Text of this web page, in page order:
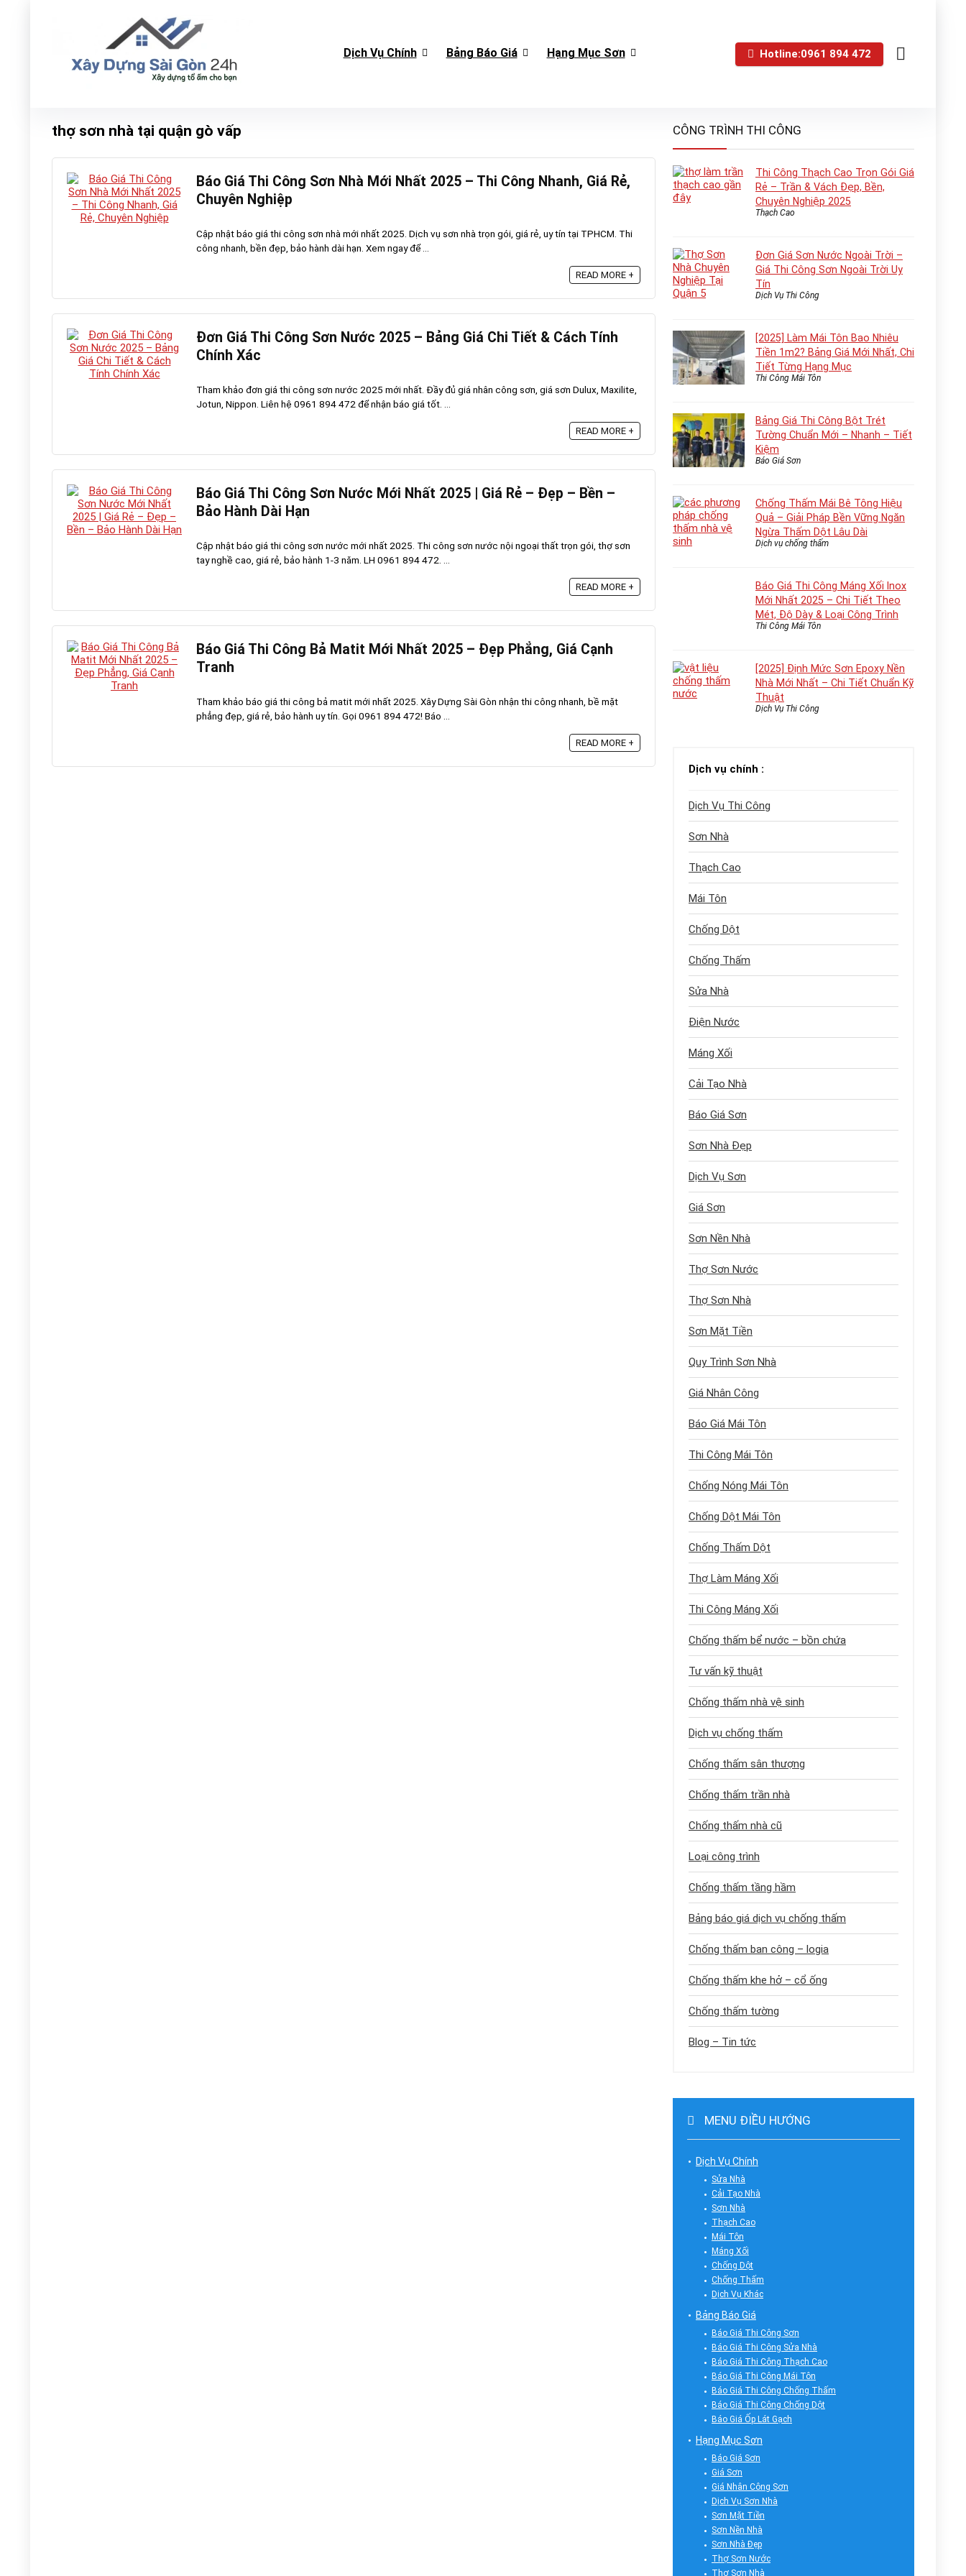
Dịch Vụ Chính Bảng Báo Giá Hạng Mục Sơn Hotline:0961 894 472
thợ sơn nhà tại quận gò vấp
Báo Giá Thi Công Sơn Nhà Mới Nhất 2025 – Thi Công Nhanh, Giá Rẻ,
Chuyên Nghiệp
Cập nhật báo giá thi công sơn nhà mới nhất 2025. Dịch vụ sơn nhà trọn gói, giá rẻ, uy tín tại TPHCM. Thi
công nhanh, bền đẹp, bảo hành dài hạn. Xem ngay để ...
READ MORE +
Đơn Giá Thi Công Sơn Nước 2025 – Bảng Giá Chi Tiết & Cách Tính
Chính Xác
Tham khảo đơn giá thi công sơn nước 2025 mới nhất. Đầy đủ giá nhân công sơn, giá sơn Dulux, Maxilite,
Jotun, Nippon. Liên hệ 0961 894 472 để nhận báo giá tốt. ...
READ MORE +
Báo Giá Thi Công Sơn Nước Mới Nhất 2025 | Giá Rẻ – Đẹp – Bền –
Bảo Hành Dài Hạn
Cập nhật báo giá thi công sơn nước mới nhất 2025. Thi công sơn nước nội ngoại thất trọn gói, thợ sơn
tay nghề cao, giá rẻ, bảo hành 1-3 năm. LH 0961 894 472. ...
READ MORE +
Báo Giá Thi Công Bả Matit Mới Nhất 2025 – Đẹp Phẳng, Giá Cạnh
Tranh
Tham khảo báo giá thi công bả matit mới nhất 2025. Xây Dựng Sài Gòn nhận thi công nhanh, bề mặt
phẳng đẹp, giá rẻ, bảo hành uy tín. Gọi 0961 894 472! Báo ...
READ MORE +
CÔNG TRÌNH THI CÔNG
Thi Công Thạch Cao Trọn Gói Giá
Rẻ – Trần & Vách Đẹp, Bền,
Chuyên Nghiệp 2025
Thạch Cao
Đơn Giá Sơn Nước Ngoài Trời –
Giá Thi Công Sơn Ngoài Trời Uy
Tín
Dịch Vụ Thi Công
[2025] Làm Mái Tôn Bao Nhiêu
Tiền 1m2? Bảng Giá Mới Nhất, Chi
Tiết Từng Hạng Mục
Thi Công Mái Tôn
Bảng Giá Thi Công Bột Trét
Tường Chuẩn Mới – Nhanh – Tiết
Kiệm
Báo Giá Sơn
Chống Thấm Mái Bê Tông Hiệu
Quả – Giải Pháp Bền Vững Ngăn
Ngừa Thấm Dột Lâu Dài
Dịch vụ chống thấm
Báo Giá Thi Công Máng Xối Inox
Mới Nhất 2025 – Chi Tiết Theo
Mét, Độ Dày & Loại Công Trình
Thi Công Mái Tôn
[2025] Định Mức Sơn Epoxy Nền
Nhà Mới Nhất – Chi Tiết Chuẩn Kỹ
Thuật
Dịch Vụ Thi Công
Dịch vụ chính :
Dịch Vụ Thi Công
Sơn Nhà
Thạch Cao
Mái Tôn
Chống Dột
Chống Thấm
Sửa Nhà
Điện Nước
Máng Xối
Cải Tạo Nhà
Báo Giá Sơn
Sơn Nhà Đẹp
Dịch Vụ Sơn
Giá Sơn
Sơn Nền Nhà
Thợ Sơn Nước
Thợ Sơn Nhà
Sơn Mặt Tiền
Quy Trình Sơn Nhà
Giá Nhân Công
Báo Giá Mái Tôn
Thi Công Mái Tôn
Chống Nóng Mái Tôn
Chống Dột Mái Tôn
Chống Thấm Dột
Thợ Làm Máng Xối
Thi Công Máng Xối
Chống thấm bể nước – bồn chứa
Tư vấn kỹ thuật
Chống thấm nhà vệ sinh
Dịch vụ chống thấm
Chống thấm sân thượng
Chống thấm trần nhà
Chống thấm nhà cũ
Loại công trình
Chống thấm tầng hầm
Bảng báo giá dịch vụ chống thấm
Chống thấm ban công – logia
Chống thấm khe hở – cổ ống
Chống thấm tường
Blog – Tin tức
MENU ĐIỀU HƯỚNG
Dịch Vụ Chính
Sửa Nhà
Cải Tạo Nhà
Sơn Nhà
Thạch Cao
Mái Tôn
Máng Xối
Chống Dột
Chống Thấm
Dịch Vụ Khác
Bảng Báo Giá
Báo Giá Thi Công Sơn
Báo Giá Thi Công Sửa Nhà
Báo Giá Thi Công Thạch Cao
Báo Giá Thi Công Mái Tôn
Báo Giá Thi Công Chống Thấm
Báo Giá Thi Công Chống Dột
Báo Giá Ốp Lát Gạch
Hạng Mục Sơn
Báo Giá Sơn
Giá Sơn
Giá Nhân Công Sơn
Dịch Vụ Sơn Nhà
Sơn Mặt Tiền
Sơn Nền Nhà
Sơn Nhà Đẹp
Thợ Sơn Nước
Thợ Sơn Nhà